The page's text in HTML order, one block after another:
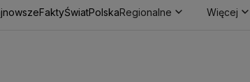
FaktyŚwiatPolskaRegionalne Więcej